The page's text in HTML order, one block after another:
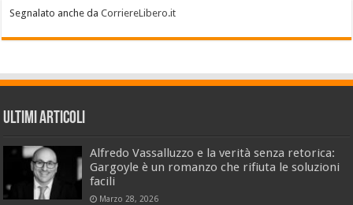
Segnalato anche daCorriereLibero.it
Ultimi Articoli
Alfredo Vassalluzzo e la verità senza retorica:
Gargoyle è un romanzo che rifiuta le soluzioni
facili
Marzo 28, 2026